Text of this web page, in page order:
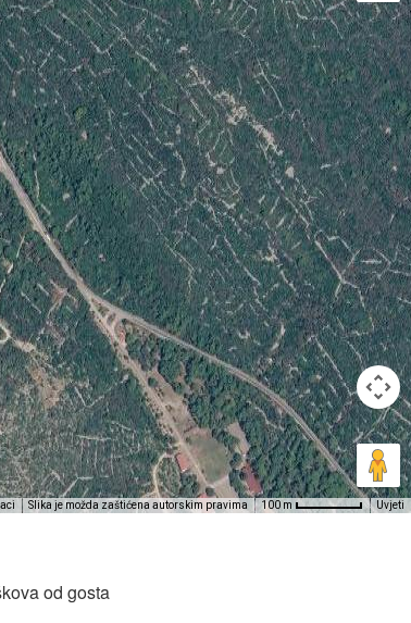
Slika je možda zaštićena autorskim pravima 100 m Uvjeti
od gosta